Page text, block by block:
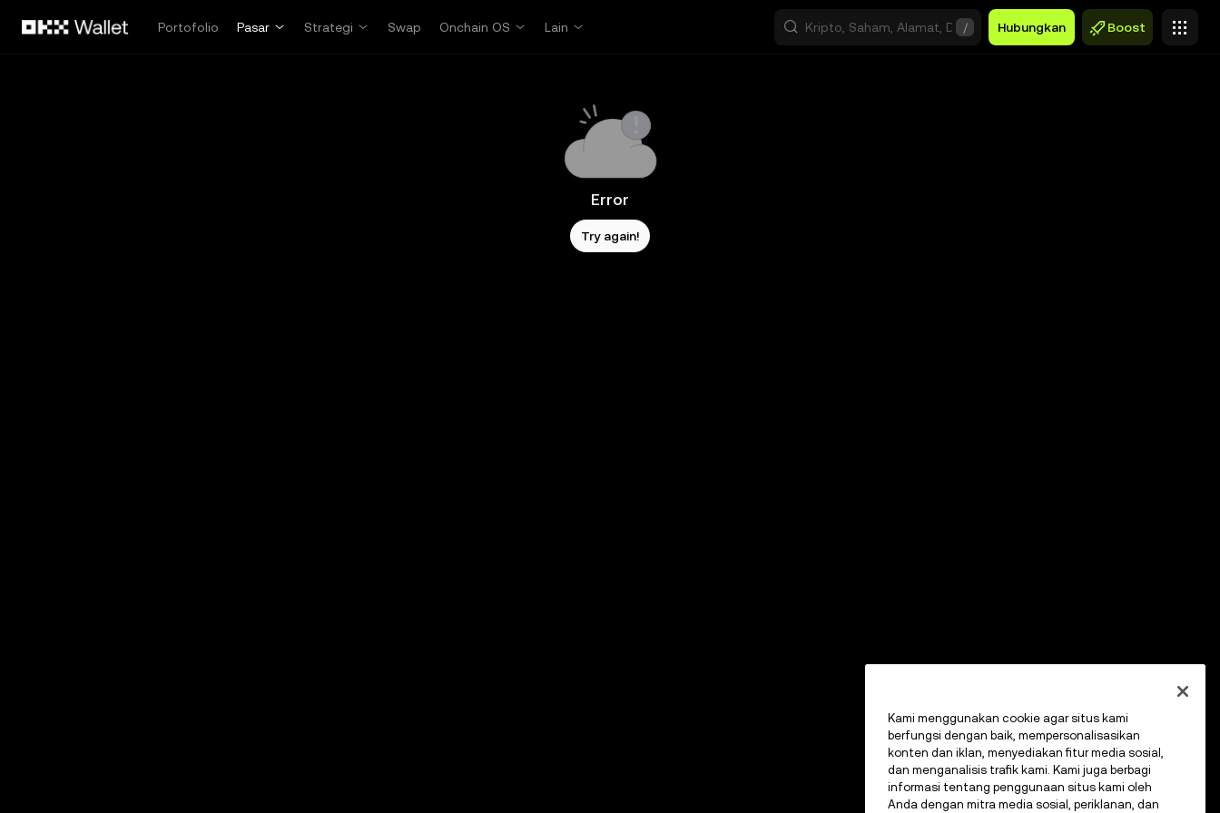
Portofolio
Pasar Strategi Swap Onchain OS Lain / Hubungkan Boost
Error
Try again!
Kami menggunakan cookie agar situs kami
berfungsi dengan baik, mempersonalisasikan
konten dan iklan, menyediakan fitur media sosial,
dan menganalisis trafik kami. Kami juga berbagi
informasi tentang penggunaan situs kami oleh
Anda dengan mitra media sosial, periklanan, dan